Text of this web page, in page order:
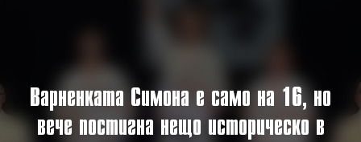
Варненката Симона е само на 16, но
вече постигна нещо историческо в